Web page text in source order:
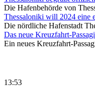
Die Hafenbehörde von
Thessaloniki will 2024 eine
Die nördliche Hafenstadt
Das neue Kreuzfahrt-
Ein neues Kreuzfahrt-
13:53